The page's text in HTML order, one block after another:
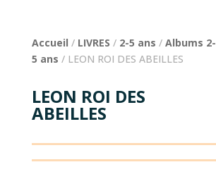
Accueil / LIVRES / 2-5 ans / Albums 2-
5 ans / LEON ROI DES ABEILLES
LEON ROI DES
ABEILLES